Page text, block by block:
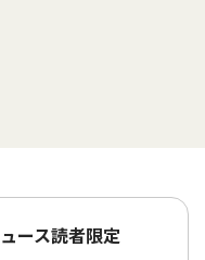
ース読者限定